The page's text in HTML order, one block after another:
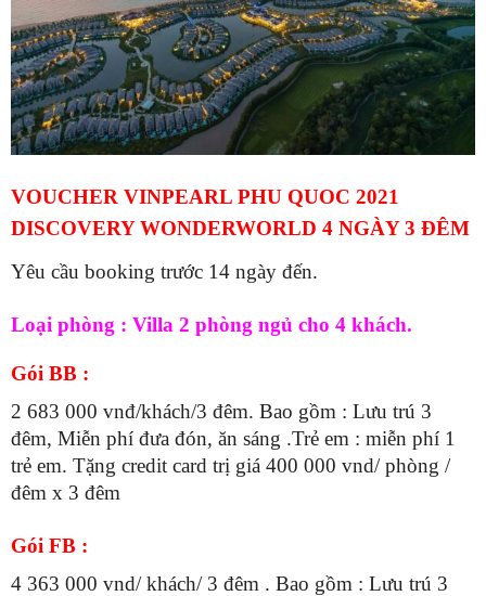
VOUCHER VINPEARL PHU QUOC 2021
DISCOVERY WONDERWORLD 4 NGÀY 3 ĐÊM
Yêu cầu booking trước 14 ngày đến.
Loại phòng : Villa 2 phòng ngủ cho 4 khách.
Gói BB :
2 683 000 vnđ/khách/3 đêm. Bao gồm : Lưu trú 3
đêm, Miễn phí đưa đón, ăn sáng .Trẻ em : miễn phí 1
trẻ em. Tặng credit card trị giá 400 000 vnd/ phòng /
đêm x 3 đêm
Gói FB :
4 363 000 vnd/ khách/ 3 đêm . Bao gồm : Lưu trú 3